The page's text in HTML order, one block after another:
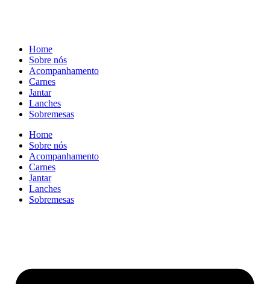
Home
Sobre nós
Acompanhamento
Carnes
Jantar
Lanches
Sobremesas
Home
Sobre nós
Acompanhamento
Carnes
Jantar
Lanches
Sobremesas